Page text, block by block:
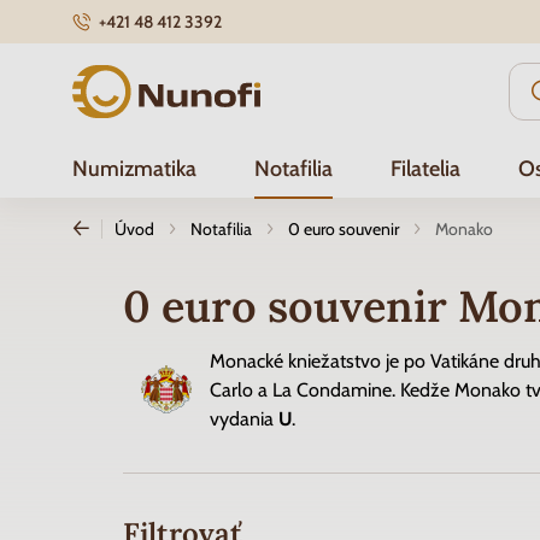
+421 48 412 3392
Nunofi.sk
Numizmatika Notafilia Filatelia
Úvod Notafilia 0 euro souvenir Monako
0 euro souvenir
Monacké kniežatstvo je po Vatikáne
Carlo a La Condamine. Kedže Monako
vydania U.